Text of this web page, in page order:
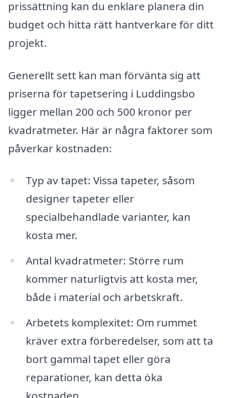
prissättning kan du enklare planera din
budget och hitta rätt hantverkare för ditt
projekt.
Generellt sett kan man förvänta sig att
priserna för tapetsering i Luddingsbo
ligger mellan 200 och 500 kronor per
kvadratmeter. Här är några faktorer som
påverkar kostnaden:
Typ av tapet: Vissa tapeter, såsom
designer tapeter eller
specialbehandlade varianter, kan
kosta mer.
Antal kvadratmeter: Större rum
kommer naturligtvis att kosta mer,
både i material och arbetskraft.
Arbetets komplexitet: Om rummet
kräver extra förberedelser, som att ta
bort gammal tapet eller göra
reparationer, kan detta öka